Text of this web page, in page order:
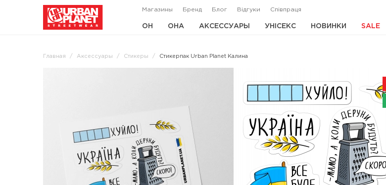
Магазины Бренд Блог Відгуки Співпраця
ОН ОНА АКСЕССУАРЫ УНІСЕКС НОВИНКИ SALE
Главная Аксессуары Стикеры Стикерпак Urban Planet Калина